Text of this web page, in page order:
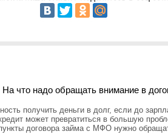
что надо обращать внимание в
получить деньги в долг, если до
может превратиться в большую
договора займа с МФО нужно